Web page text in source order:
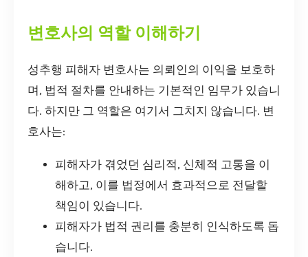
변호사의 역할 이해하기
성추행 피해자 변호사는 의뢰인의 이익을 보호하
며, 법적 절차를 안내하는 기본적인 임무가 있습니
다. 하지만 그 역할은 여기서 그치지 않습니다. 변
호사는:
피해자가 겪었던 심리적, 신체적 고통을 이
해하고, 이를 법정에서 효과적으로 전달할
책임이 있습니다.
피해자가 법적 권리를 충분히 인식하도록 돕
습니다.